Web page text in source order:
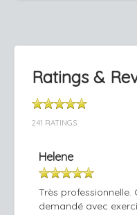
Ratings &
241 RATINGS
Helene
Très professionnelle.
demandé avec